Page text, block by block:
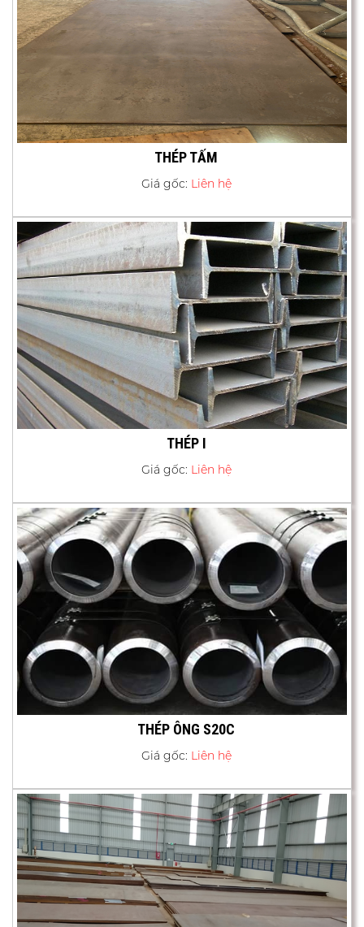
THÉP TẤM
Giá gốc: Liên hệ
THÉP I
Giá gốc: Liên hệ
THÉP ÔNG S20C
Giá gốc: Liên hệ